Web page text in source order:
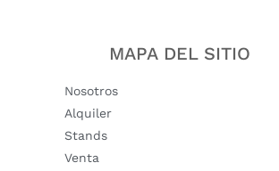
MAPA DEL SITIO
Nosotros
Alquiler
Stands
Venta